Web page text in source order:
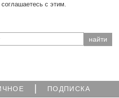
с этим.
| ПОДПИСКА